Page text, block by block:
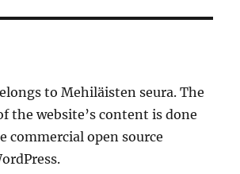
to Mehiläisten seura. The
the website’s content is done
commercial open source